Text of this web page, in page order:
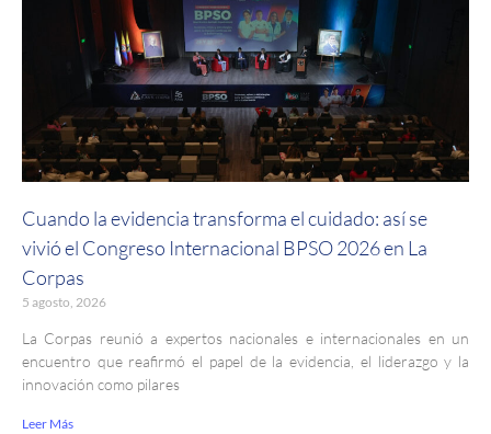
Cuando la evidencia transforma el cuidado: así se
vivió el Congreso Internacional BPSO 2026 en La
Corpas
5 agosto, 2026
La Corpas reunió a expertos nacionales e internacionales en un
encuentro que reafirmó el papel de la evidencia, el liderazgo y la
innovación como pilares
Leer Más